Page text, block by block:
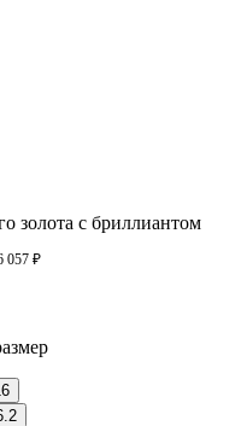
золота с бриллиантом
057 ₽